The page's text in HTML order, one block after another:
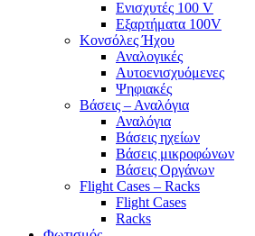
Ενισχυτές 100 V
Εξαρτήματα 100V
Κονσόλες Ήχου
Αναλογικές
Αυτοενισχυόμενες
Ψηφιακές
Βάσεις – Αναλόγια
Αναλόγια
Βάσεις ηχείων
Βάσεις μικροφώνων
Βάσεις Οργάνων
Flight Cases – Racks
Flight Cases
Racks